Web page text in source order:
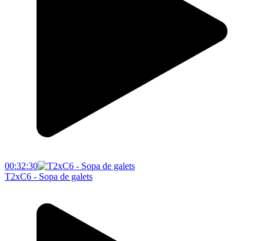
00:32:30
T2xC6 - Sopa de galets